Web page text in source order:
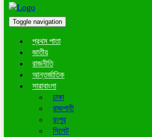
Toggle navigation
প্রথম পাতা
জাতীয়
রাজনীতি
আন্তর্জাতিক
সারাবাংলা
ঢাকা
রাজশাহী
রংপুর
সিলেট